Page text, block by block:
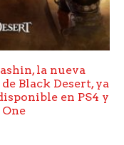
la nueva
Black Desert, ya
en PS4 y